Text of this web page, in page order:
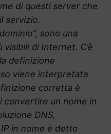
di questi server che
servizio.
sono una
di Internet. C’è
definizione
viene interpretata
corretta è
convertire un nome in
DNS,
in nome è detto